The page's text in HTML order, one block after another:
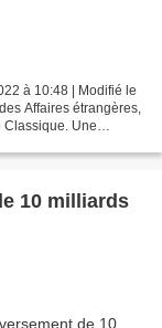
à 10:48 | Modifié le
Affaires étrangères,
Classique. Une
10 milliards